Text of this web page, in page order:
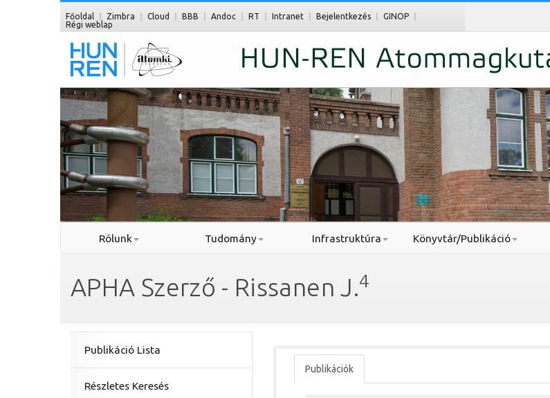
Főoldal Zimbra Cloud BBB Andoc RT Intranet Bejelentkezés
GINOP
Régi weblap
Rólunk Tudomány Infrastruktúra Könyvtár/Publikáció
APHA Szerző - Rissanen J.4
Publikáció Lista
Részletes Keresés
Publikációk